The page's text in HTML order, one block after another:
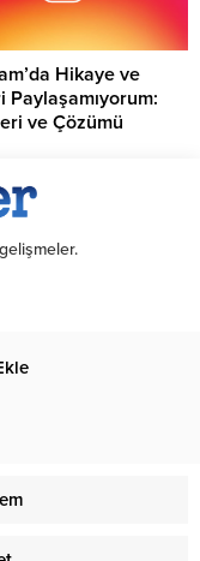
Hikaye ve
Paylaşamıyorum:
ve Çözümü